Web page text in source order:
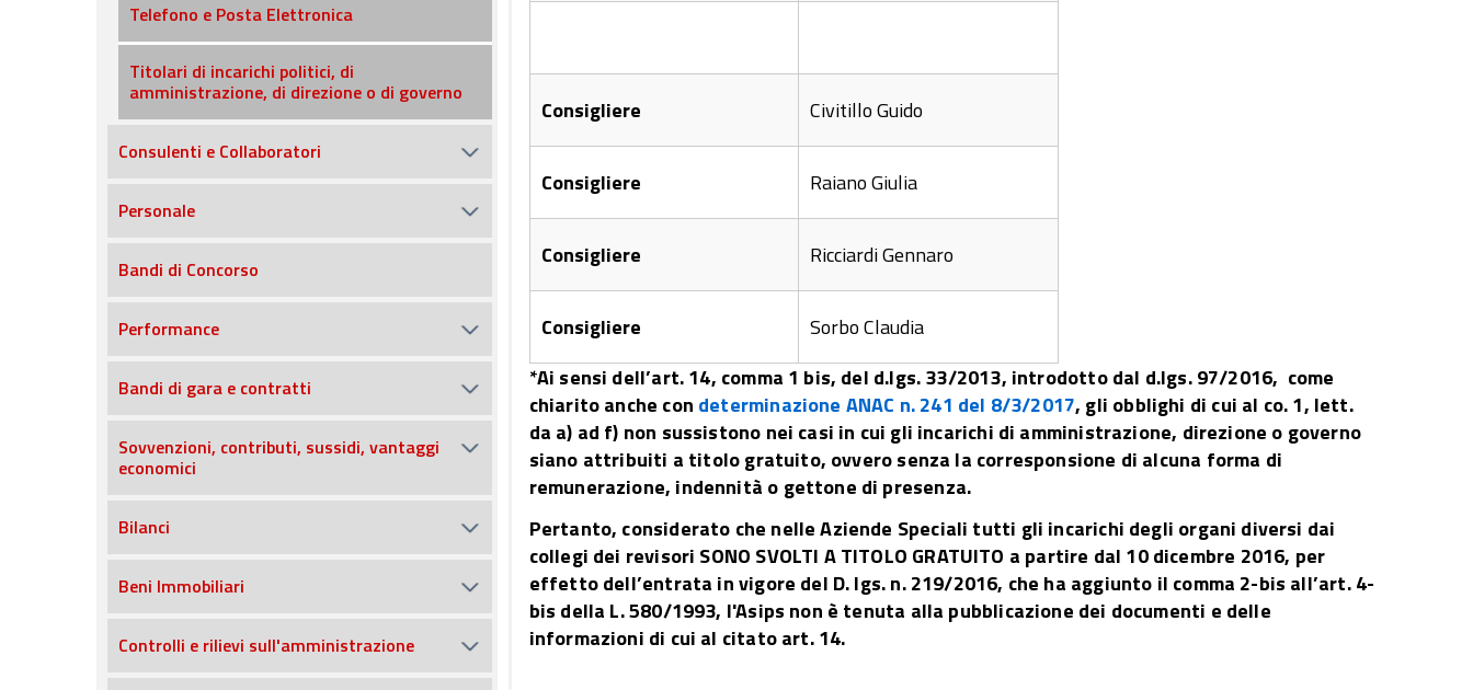
Telefono e Posta Elettronica
Titolari di incarichi politici, di
amministrazione, di direzione o di governo
Consulenti e Collaboratori
Personale
Bandi di Concorso
Performance
Bandi di gara e contratti
Sovvenzioni, contributi, sussidi, vantaggi
economici
Bilanci
Beni Immobiliari
Controlli e rilievi sull'amministrazione
Consigliere Civitillo Guido
Consigliere Raiano Giulia
Consigliere Ricciardi Gennaro
Consigliere
Sorbo Claudia
*Ai sensi dell’art. 14, comma 1 bis, del d.lgs. 33/2013, introdotto dal d.lgs. 97/2016, come
chiarito anche con determinazione ANAC n. 241 del 8/3/2017, gli obblighi di cui al co. 1, lett.
da a) ad f) non sussistono nei casi in cui gli incarichi di amministrazione, direzione o governo
siano attribuiti a titolo gratuito, ovvero senza la corresponsione di alcuna forma di
remunerazione, indennità o gettone di presenza.
Pertanto, considerato che nelle Aziende Speciali tutti gli incarichi degli organi diversi dai
collegi dei revisori SONO SVOLTI A TITOLO GRATUITO a partire dal 10 dicembre 2016, per
effetto dell’entrata in vigore del D. lgs. n. 219/2016, che ha aggiunto il comma 2-bis all’art. 4-
bis della L. 580/1993, l'Asips non è tenuta alla pubblicazione dei documenti e delle
informazioni di cui al citato art. 14.